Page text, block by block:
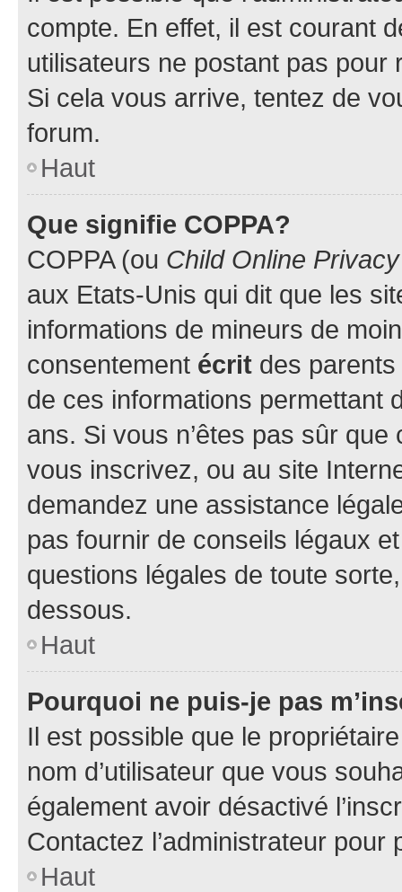
compte. En effet, il est courant
utilisateurs ne postant pas pour
Si cela vous arrive, tentez de
forum.
Haut
Que signifie COPPA?
COPPA (ou Child Online
aux Etats-Unis qui dit que les
informations de mineurs de
consentement écrit des parents
de ces informations permettant
ans. Si vous n’êtes pas sûr
vous inscrivez, ou au site
demandez une assistance
pas fournir de conseils légaux
questions légales de toute
dessous.
Haut
Pourquoi ne puis-je pas
Il est possible que le
nom d’utilisateur que vous
également avoir désactivé
Contactez l’administrateur
Haut